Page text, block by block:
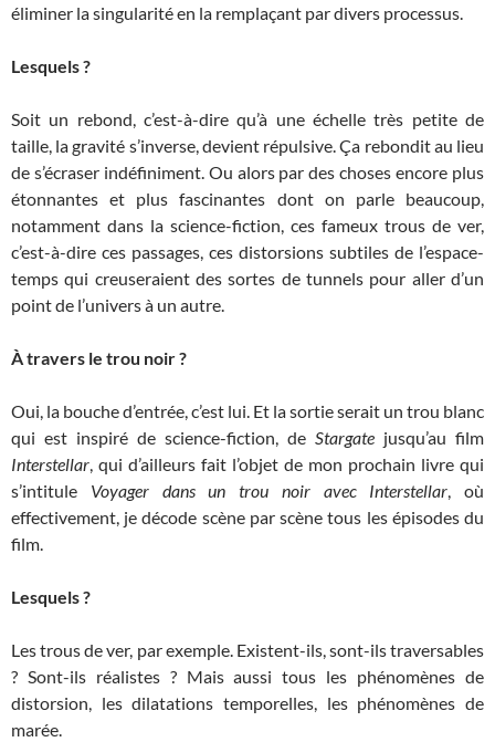
éliminer la singularité en la remplaçant par divers processus.
Lesquels ?
Soit un rebond, c’est-à-dire qu’à une échelle très petite de
taille, la gravité s’inverse, devient répulsive. Ça rebondit au lieu
de s’écraser indéfiniment. Ou alors par des choses encore plus
étonnantes et plus fascinantes dont on parle beaucoup,
notamment dans la science-fiction, ces fameux trous de ver,
c’est-à-dire ces passages, ces distorsions subtiles de l’espace-
temps qui creuseraient des sortes de tunnels pour aller d’un
point de l’univers à un autre.
À travers le trou noir ?
Oui, la bouche d’entrée, c’est lui. Et la sortie serait un trou blanc
qui est inspiré de science-fiction, de Stargate jusqu’au film
Interstellar , qui d’ailleurs fait l’objet de mon prochain livre qui
s’intitule Voyager dans un trou noir avec Interstellar , où
effectivement, je décode scène par scène tous les épisodes du
film.
Lesquels ?
Les trous de ver, par exemple. Existent-ils, sont-ils traversables
? Sont-ils réalistes ? Mais aussi tous les phénomènes de
distorsion, les dilatations temporelles, les phénomènes de
marée.